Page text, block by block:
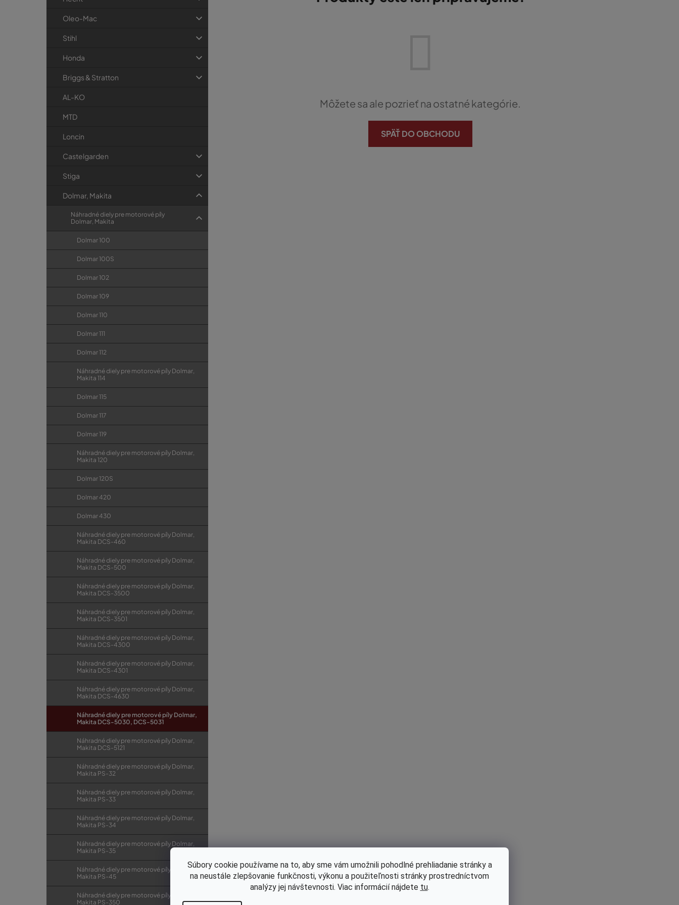
Súbory cookie používame na to, aby sme vám umožnili pohodlné prehliadanie stránky a
na neustále zlepšovanie funkčnosti, výkonu a použiteľnosti stránky prostredníctvom
analýzy jej návštevnosti. Viac informácií nájdete tu.
Oleo-Mac
Stihl
Honda
Briggs & Stratton
AL-KO
MTD
Loncin
Castelgarden
Stiga
Dolmar, Makita
Náhradné diely pre motorové píly
Dolmar, Makita
Dolmar 100
Dolmar 100S
Dolmar 102
Dolmar 109
Dolmar 110
Dolmar 111
Dolmar 112
Náhradné diely pre motorové píly Dolmar,
Makita 114
Dolmar 115
Dolmar 117
Dolmar 119
Náhradné diely pre motorové píly Dolmar,
Makita 120
Dolmar 120S
Dolmar 420
Dolmar 430
Náhradné diely pre motorové píly Dolmar,
Makita DCS-460
Náhradné diely pre motorové píly Dolmar,
Makita DCS-500
Náhradné diely pre motorové píly Dolmar,
Makita DCS-3500
Náhradné diely pre motorové píly Dolmar,
Makita DCS-3501
Náhradné diely pre motorové píly Dolmar,
Makita DCS-4300
Náhradné diely pre motorové píly Dolmar,
Makita DCS-4301
Náhradné diely pre motorové píly Dolmar,
Makita DCS-4630
Náhradné diely pre motorové píly Dolmar,
Makita DCS-5030, DCS-5031
Náhradné diely pre motorové píly Dolmar,
Makita DCS-5121
Náhradné diely pre motorové píly Dolmar,
Makita PS-32
Náhradné diely pre motorové píly Dolmar,
Makita PS-33
Náhradné diely pre motorové píly Dolmar,
Makita PS-34
Náhradné diely pre motorové píly Dolmar,
Makita PS-35
Náhradné diely pre motorové píly Dolmar,
Makita PS-45
Náhradné diely pre motorové píly Dolmar,
Makita PS-350
Môžete sa ale pozrieť na ostatné kategórie.
SPÄŤ DO OBCHODU